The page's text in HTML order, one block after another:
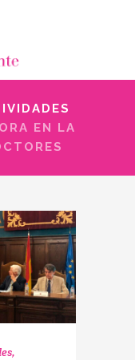
EN LA
,